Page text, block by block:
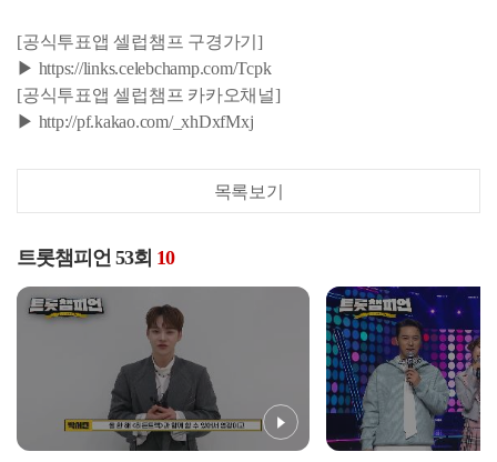
[공식투표앱 셀럽챔프 구경가기]
▶ https://links.celebchamp.com/Tcpk
[공식투표앱 셀럽챔프 카카오채널]
▶ http://pf.kakao.com/_xhDxfMxj
목록보기
트롯챔피언 53회 10